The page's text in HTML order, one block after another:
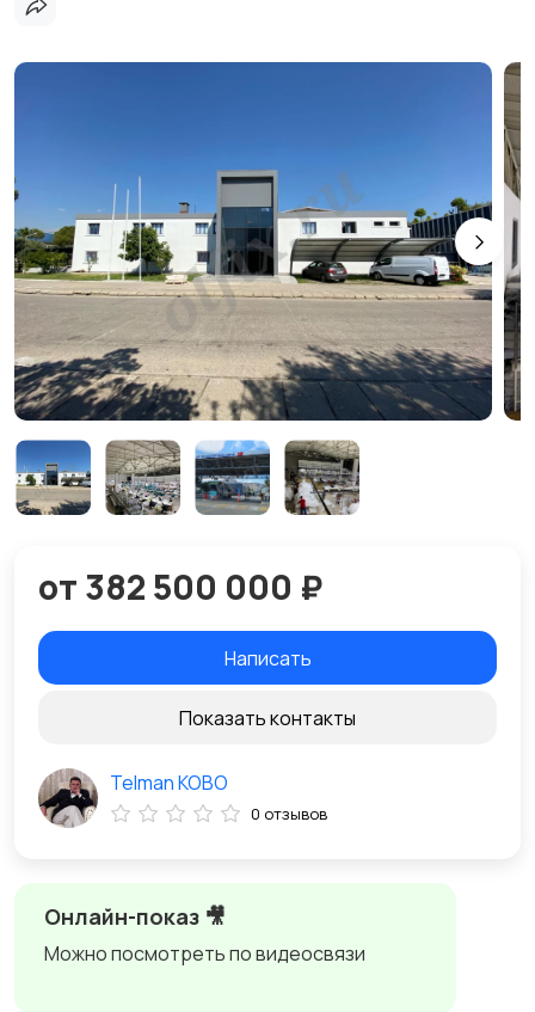
Онлайн-показ 🎥
Можно посмотреть по видеосвязи
от 382 500 000 ₽
Написать
Показать контакты
Telman KOBO
0 отзывов